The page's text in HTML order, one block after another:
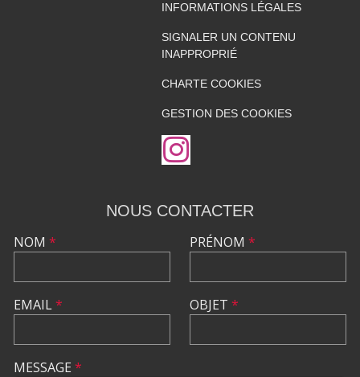
INFORMATIONS LÉGALES
SIGNALER UN CONTENU
INAPPROPRIÉ
CHARTE COOKIES
GESTION DES COOKIES
NOUS CONTACTER
NOM *
EMAIL*
PRÉNOM *
OBJET *
MESSAGE *